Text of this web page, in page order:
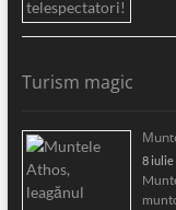
Turism magic
8 iulie